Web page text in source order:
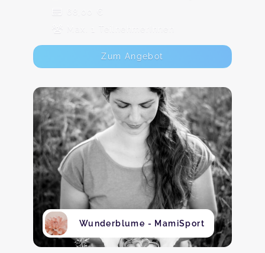
68,00 €
Max. 1 TeilnehmerInnen
Zum Angebot
Wunderblume - MamiSport